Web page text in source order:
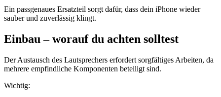
Ein passgenaues Ersatzteil sorgt dafür, dass dein iPhone wieder
sauber und zuverlässig klingt.
Einbau – worauf du achten solltest
Der Austausch des Lautsprechers erfordert sorgfältiges Arbeiten, da
mehrere empfindliche Komponenten beteiligt sind.
Wichtig: